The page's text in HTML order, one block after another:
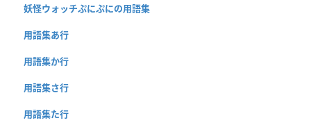
妖怪ウォッチぷにぷにの用語集
用語集あ行
用語集か行
用語集さ行
用語集た行